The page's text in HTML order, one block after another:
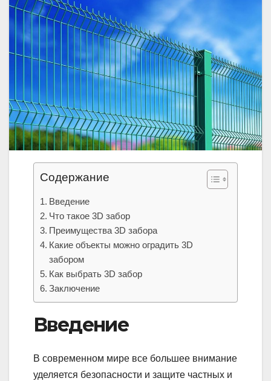
Содержание
Введение
Что такое 3D забор
Преимущества 3D забора
Какие объекты можно оградить 3D
забором
Как выбрать 3D забор
Заключение
Введение
В современном мире все большее внимание
уделяется безопасности и защите частных и